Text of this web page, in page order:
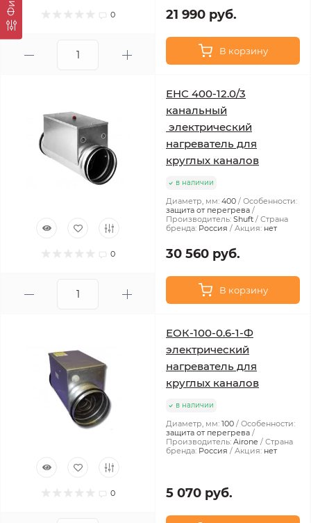
0 21 990 руб.
В корзину
0
EHC 400-12.0/3
канальный
электрический
нагреватель для
круглых каналов
в наличии
Диаметр, мм: 400
Особенности:
защита от перегрева
Производитель: Shuft
Страна
бренда: Россия Акция: нет
30 560 руб.
В корзину
0
ЕОК-100-0.6-1-Ф
электрический
нагреватель для
круглых каналов
в наличии
Диаметр, мм: 100
Особенности:
защита от перегрева
Производитель: Airone
Страна
бренда: Россия Акция: нет
5 070 руб.